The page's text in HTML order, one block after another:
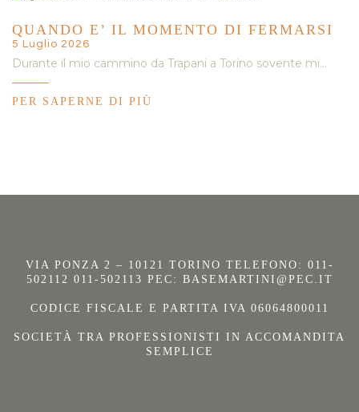
QUANDO E’ IL MOMENTO DI FERMARSI
5 Luglio 2026
Durante il mio cammino da Trapani a Torino sovente mi…
PER SAPERNE DI PIÙ
VIA PONZA 2 – 10121 TORINO TELEFONO: 011-
502112 011-502113 PEC: BASEMARTINI@PEC.IT
CODICE FISCALE E PARTITA IVA 06064800011
SOCIETÀ TRA PROFESSIONISTI IN ACCOMANDITA
SEMPLICE